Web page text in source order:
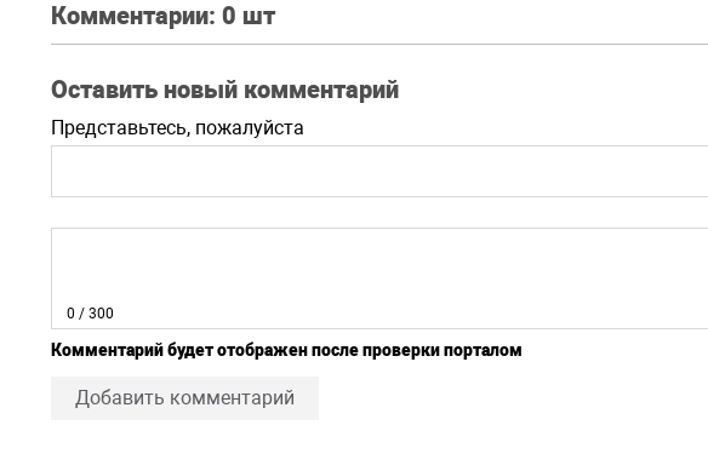
Комментарии: 0 шт
Оставить новый комментарий
Представьтесь, пожалуйста
0 / 300
Комментарий будет отображен после проверки порталом
Добавить комментарий